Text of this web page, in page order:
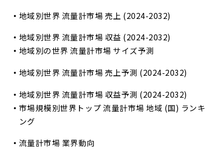
地域別世界 流量計市場 売上 (2024-2032)
地域別世界 流量計市場 収益 (2024-2032)
地域別の世界 流量計市場 サイズ予測
地域別世界 流量計市場 売上予測 (2024-2032)
地域別世界 流量計市場 収益予測 (2024-2032)
市場規模別世界トップ 流量計市場 地域 (国) ランキ
ング
流量計市場 業界動向